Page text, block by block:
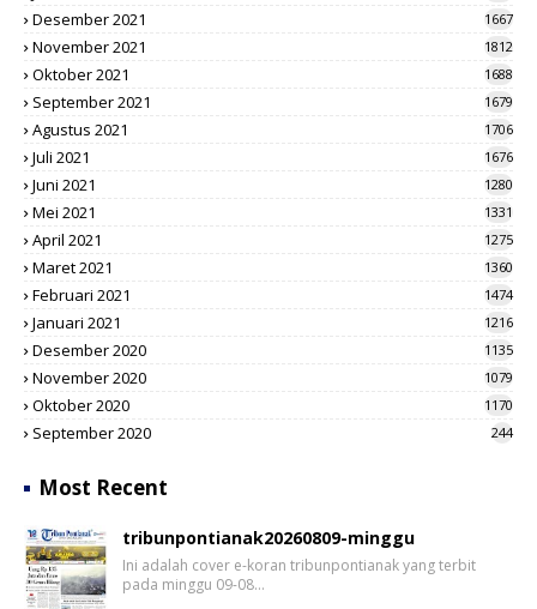
Desember 2021 1667
November 2021 1812
Oktober 2021 1688
September 2021 1679
Agustus 2021 1706
Juli 2021 1676
Juni 2021 1280
Mei 2021 1331
April 2021 1275
Maret 2021 1360
Februari 2021 1474
Januari 2021 1216
Desember 2020 1135
November 2020 1079
Oktober 2020 1170
September 2020 244
Most Recent
tribunpontianak20260809-minggu
Ini adalah cover e-koran tribunpontianak yang terbit
pada minggu 09-08…